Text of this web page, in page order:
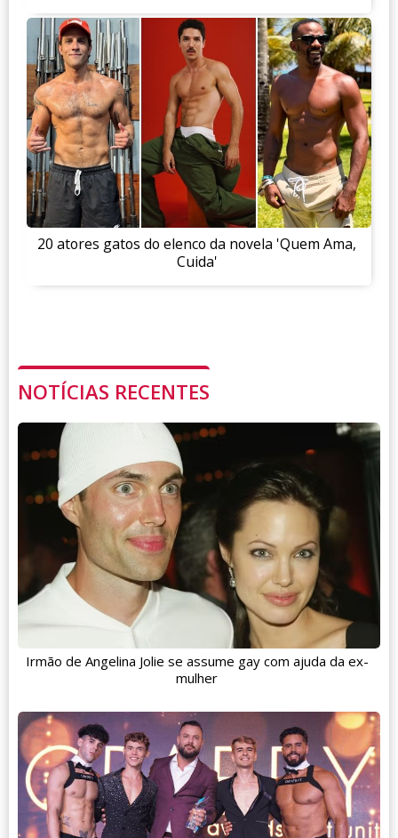
20 atores gatos do elenco da novela 'Quem Ama,
Cuida'
NOTÍCIAS RECENTES
Irmão de Angelina Jolie se assume gay com ajuda da ex-
mulher